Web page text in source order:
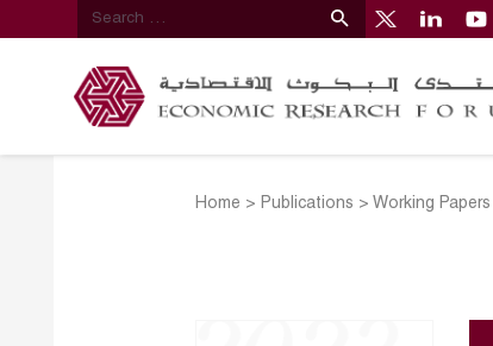
Home > Publications >Working Papers